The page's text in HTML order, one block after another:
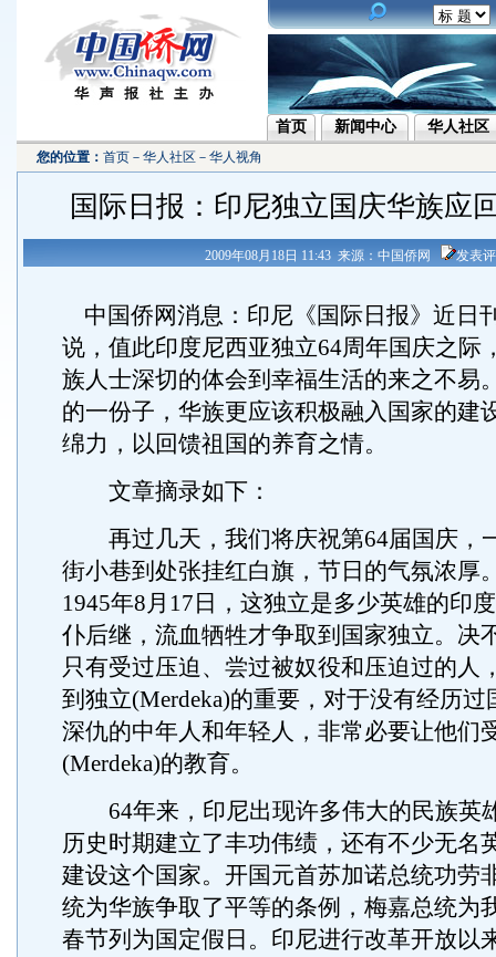
首页 新闻中心 华人社区
您的位置： 首页 － 华人社区 － 华人视角
国际日报：印尼独立国庆华族应
2009年08月18日 11:43 来源：中国侨网 发表
中国侨网消息：印尼《国际日报》近日
说，值此印度尼西亚独立64周年国庆之际
族人士深切的体会到幸福生活的来之不易
的一份子，华族更应该积极融入国家的建
绵力，以回馈祖国的养育之情。
文章摘录如下：
再过几天，我们将庆祝第64届国庆，
街小巷到处张挂红白旗，节日的气氛浓厚
1945年8月17日，这独立是多少英雄的印
仆后继，流血牺牲才争取到国家独立。决
只有受过压迫、尝过被奴役和压迫过的人
到独立(Merdeka)的重要，对于没有经历
深仇的中年人和年轻人，非常必要让他们
(Merdeka)的教育。
64年来，印尼出现许多伟大的民族英
历史时期建立了丰功伟绩，还有不少无名
建设这个国家。开国元首苏加诺总统功劳
统为华族争取了平等的条例，梅嘉总统为
春节列为国定假日。印尼进行改革开放以